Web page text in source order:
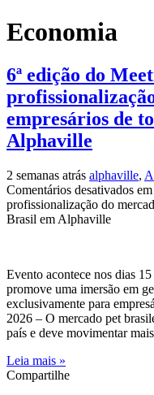
Economia
6ª edição do
empresários de
Alphaville
2 semanas atrás alphaville,
Comentários desativados
profissionalização do
Brasil em Alphaville
Evento acontece nos dias
promove uma imersão em
exclusivamente para
2026 – O mercado pet
país e deve movimentar
Leia mais »
Compartilhe